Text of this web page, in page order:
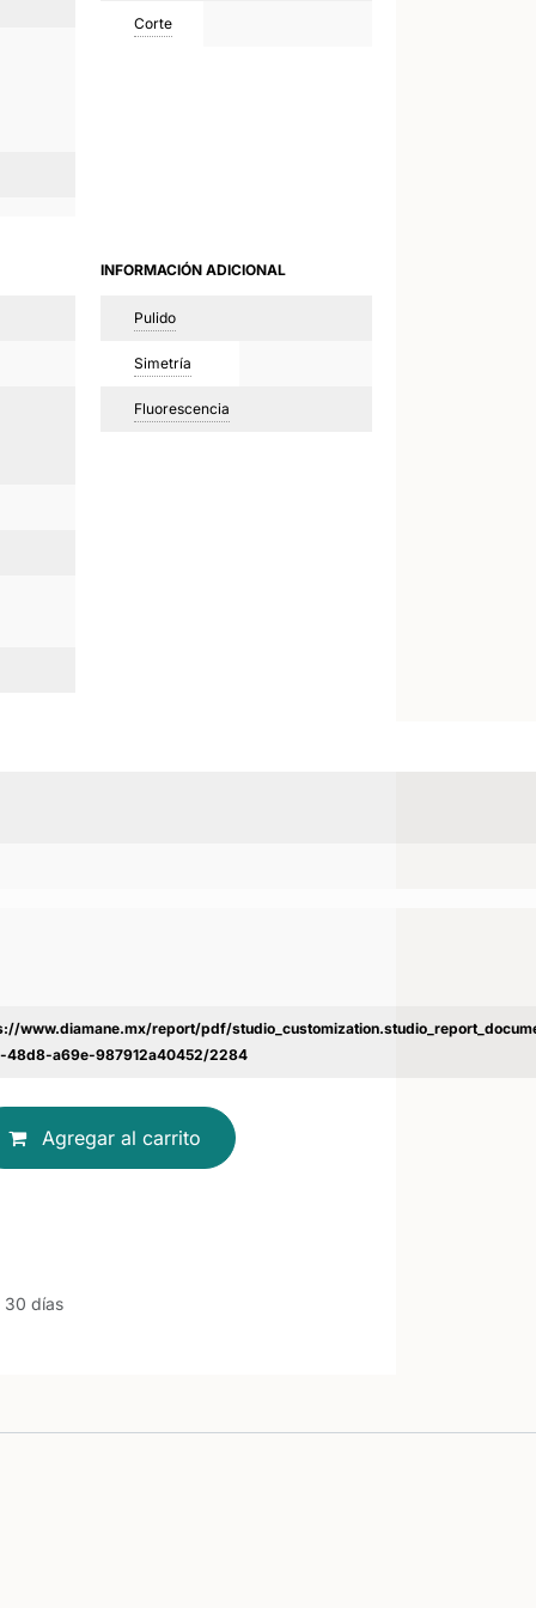
Corte
INFORMACIÓN ADICIONAL
Pulido
Simetría
Fluorescencia
www.diamane.mx/report/pdf/
48d8-a69e-987912a40452/2284
Agregar al carrito
30 días